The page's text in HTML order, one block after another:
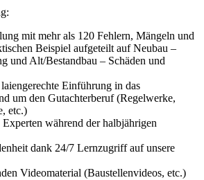
mit mehr als 120 Fehlern, Mängeln und
Beispiel aufgeteilt auf Neubau –
und Alt/Bestandbau – Schäden und
Einführung in das
um den Gutachterberuf (Regelwerke,
etc.)
während der halbjährigen
dank 24/7 Lernzugriff auf unsere
Videomaterial (Baustellenvideos, etc.)